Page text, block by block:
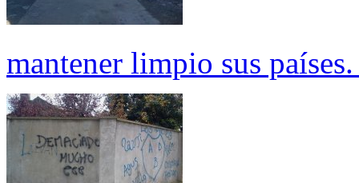
mantener limpio sus